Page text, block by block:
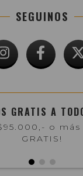
SEGUINOS
GRATIS A
o
GRATIS!